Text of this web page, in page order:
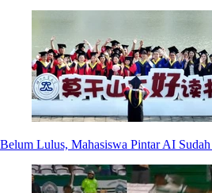
Belum Lulus, Mahasiswa Pintar AI